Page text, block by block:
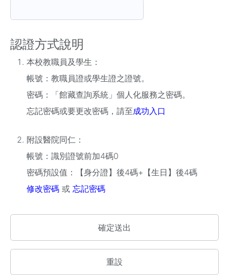
認證方式說明
本校教職員及學生：
帳號：教職員證或學生證之證號。
密碼：「館藏查詢系統」個人化服務之密碼。
忘記密碼或要更改密碼，請至成功入口
附設醫院同仁：
帳號：識別證號前加4碼0
密碼預設值：【身分證】後4碼+【生日】後4碼
修改密碼 或 忘記密碼